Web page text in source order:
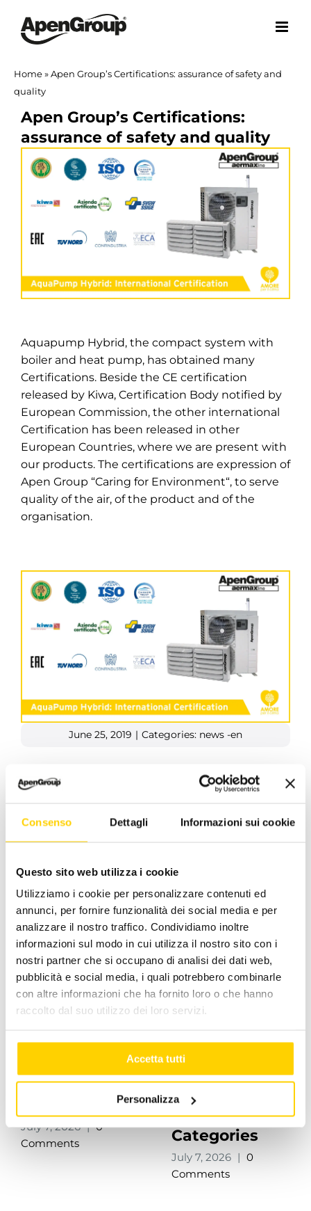
Consenso Dettagli Informazioni sui cookie
Questo sito web utilizza i cookie
Utilizziamo i cookie per personalizzare contenuti ed
annunci, per fornire funzionalità dei social media e per
analizzare il nostro traffico. Condividiamo inoltre
informazioni sul modo in cui utilizza il nostro sito con i
nostri partner che si occupano di analisi dei dati web,
pubblicità e social media, i quali potrebbero combinarle
con altre informazioni che ha fornito loro o che hanno
raccolto dal suo utilizzo dei loro servizi.
Accetta tutti
Personalizza
content
Home»Apen Group’s Certifications: assurance of safety and
quality
Apen Group’s Certifications:
assurance of safety and quality
View
Larger
Aquapump Hybrid, the compact system with
boiler and heat pump, has obtained many
Certifications. Beside the CE certification
released by Kiwa, Certification Body notified by
European Commission, the other international
Certification has been released in other
European Countries, where we are present with
our products. The certifications are expression of
Apen Group “Caring for Environment“, to serve
quality of the air, of the product and of the
organisation.
June 25, 2019 | Categories: news -en
Related Posts
Warm Air
July 7, 2026 | 0
Comments
Stakeholder
Categories
July 7, 2026 | 0
Comments